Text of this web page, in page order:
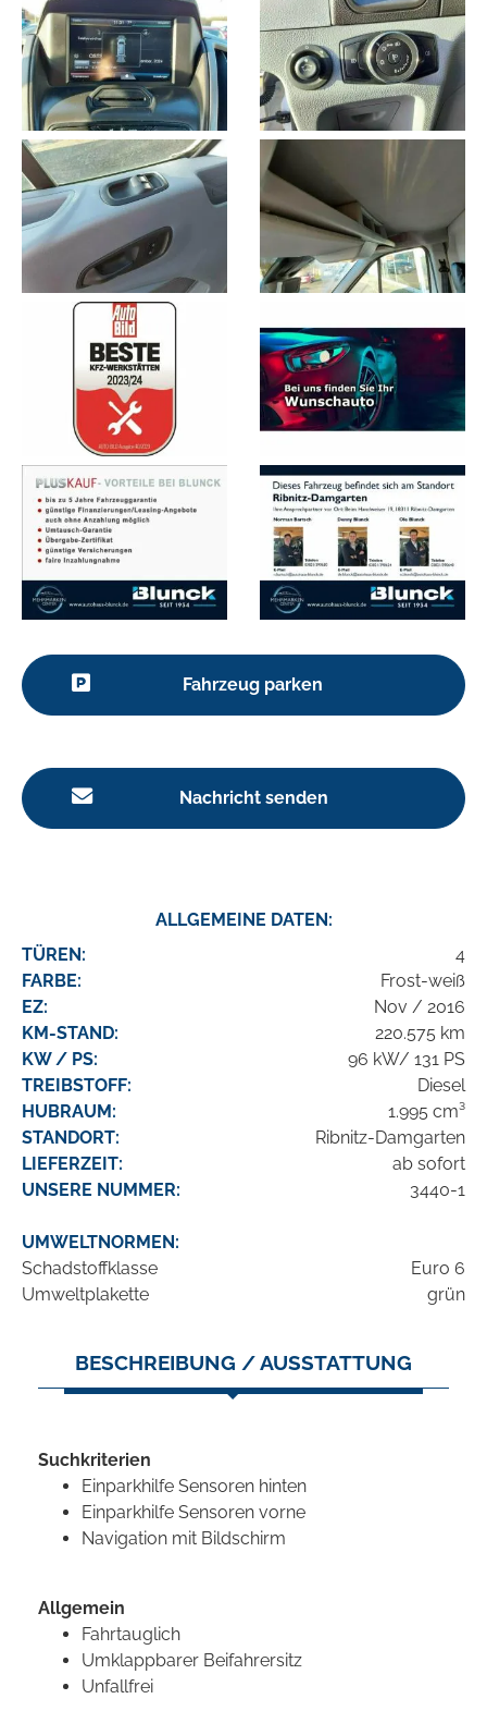
Fahrzeug parken
Nachricht senden
ALLGEMEINE DATEN:
TÜREN:
4
FARBE:
Frost-weiß
EZ:
Nov / 2016
KM-STAND:
220.575 km
KW / PS:
96 kW/ 131 PS
TREIBSTOFF:
Diesel
HUBRAUM:
1.995 cm³
STANDORT:
Ribnitz-Damgarten
LIEFERZEIT:
ab sofort
UNSERE NUMMER:
3440-1
UMWELTNORMEN:
Schadstoffklasse
Euro 6
Umweltplakette
grün
BESCHREIBUNG / AUSSTATTUNG
Suchkriterien
Einparkhilfe Sensoren hinten
Einparkhilfe Sensoren vorne
Navigation mit Bildschirm
Allgemein
Fahrtauglich
Umklappbarer Beifahrersitz
Unfallfrei